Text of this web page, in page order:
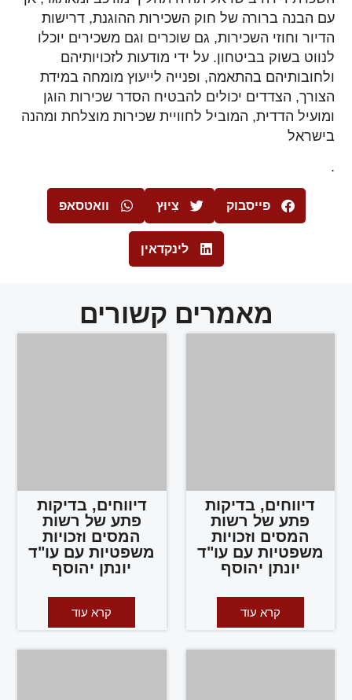
עם הבנה ברורה של חוק השכירות ההוגנת, דרישות
הדיור וחוזי השכירות, גם שוכרים וגם משכירים יוכלו
לנווט בשוק בביטחון. על ידי מודעות לזכויותיהם
ולחובותיהם בהתאמה, ופנייה לייעוץ מומחה במידת
הצורך, הצדדים יכולים להבטיח הסדר שכירות הוגן
ומועיל הדדית, המוביל לחוויית שכירות מוצלחת ומהנה
בישראל
.
פייסבוק צִיוּץ וואטסאפ
לינקדאין
מאמרים קשורים
דיווחים, בדיקות
פתע של רשות
המסים וזכויות
משפטיות עם עו"ד
יונתן יהוסף
קרא עוד
דיווחים, בדיקות
פתע של רשות
המסים וזכויות
משפטיות עם עו"ד
יונתן יהוסף
קרא עוד